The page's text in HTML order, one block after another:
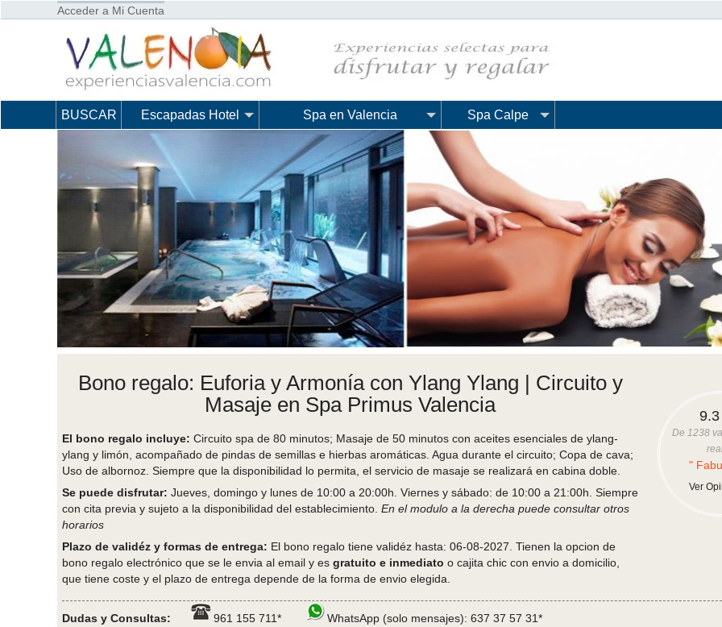
Acceder a Mi Cuenta
BUSCAR Escapadas Hotel Spa en Valencia Spa Calpe
Bono regalo: Euforia y Armonía con Ylang Ylang | Circuito y
Masaje en Spa Primus Valencia
El bono regalo incluye: Circuito spa de 80 minutos; Masaje de 50 minutos con aceites esenciales de ylang-
ylang y limón, acompañado de pindas de semillas e hierbas aromáticas. Agua durante el circuito; Copa de cava;
Uso de albornoz. Siempre que la disponibilidad lo permita, el servicio de masaje se realizará en cabina doble.
Se puede disfrutar: Jueves, domingo y lunes de 10:00 a 20:00h. Viernes y sábado: de 10:00 a 21:00h. Siempre
con cita previa y sujeto a la disponibilidad del establecimiento. En el modulo a la derecha puede consultar otros
horarios
Plazo de validéz y formas de entrega: El bono regalo tiene validéz hasta: 06-08-2027. Tienen la opcion de
bono regalo electrónico que se le envia al email y es gratuito e inmediato o cajita chic con envio a domicilio,
que tiene coste y el plazo de entrega depende de la forma de envio elegida.
9.3
De 1238
"
Ver
Dudas y Consultas: 961 155 711* WhatsApp (solo mensajes): 637 37 57 31*